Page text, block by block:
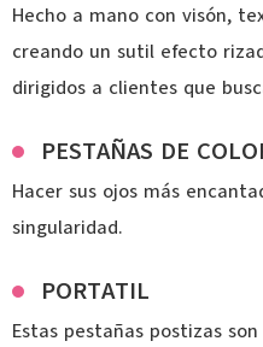
Hecho a mano con visón,
creando un sutil efecto
dirigidos a clientes que
PESTAÑAS DE
Hacer sus ojos más
singularidad.
PORTATIL
Estas pestañas postizas